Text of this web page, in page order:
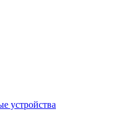
устройства